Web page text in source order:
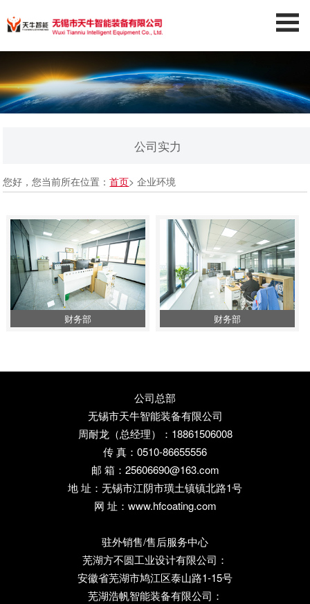
公司实力
您好，您当前所在位置：首页> 企业环境
财务部 财务部
公司总部
无锡市天牛智能装备有限公司
周耐龙（总经理）：18861506008
传 真：0510-86655556
邮 箱：25606690@163.com
地 址：无锡市江阴市璜土镇镇北路1号
网 址：www.hfcoating.com
驻外销售/售后服务中心
芜湖方不圆工业设计有限公司：
安徽省芜湖市鸠江区泰山路1-15号
芜湖浩帆智能装备有限公司：